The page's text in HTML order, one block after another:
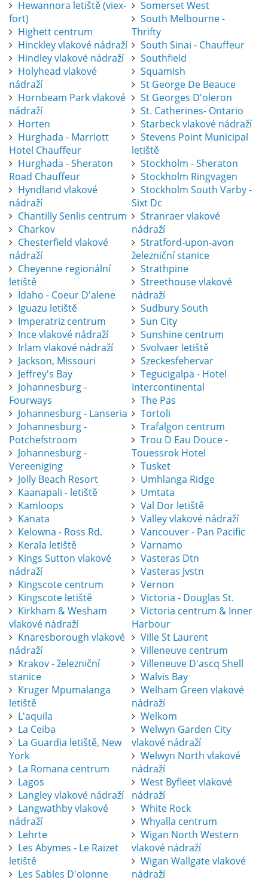
Hewannora letiště (viex-
fort)
Highett centrum
Hinckley vlakové nádraží
Hindley vlakové nádraží
Holyhead vlakové
nádraží
Hornbeam Park vlakové
nádraží
Horten
Hurghada - Marriott
Hotel Chauffeur
Hurghada - Sheraton
Road Chauffeur
Hyndland vlakové
nádraží
Chantilly Senlis centrum
Charkov
Chesterfield vlakové
nádraží
Cheyenne regionální
letiště
Idaho - Coeur D'alene
Iguazu letiště
Imperatriz centrum
Ince vlakové nádraží
Irlam vlakové nádraží
Jackson, Missouri
Jeffrey's Bay
Johannesburg -
Fourways
Johannesburg - Lanseria
Johannesburg -
Potchefstroom
Johannesburg -
Vereeniging
Jolly Beach Resort
Kaanapali - letiště
Kamloops
Kanata
Kelowna - Ross Rd.
Kerala letiště
Kings Sutton vlakové
nádraží
Kingscote centrum
Kingscote letiště
Kirkham & Wesham
vlakové nádraží
Knaresborough vlakové
nádraží
Krakov - železniční
stanice
Kruger Mpumalanga
letiště
L'aquila
La Ceiba
La Guardia letiště, New
York
La Romana centrum
Lagos
Langley vlakové nádraží
Langwathby vlakové
nádraží
Lehrte
Les Abymes - Le Raizet
letiště
Les Sables D'olonne
Somerset West
South Melbourne -
Thrifty
South Sinai - Chauffeur
Southfield
Squamish
St George De Beauce
St Georges D'oleron
St. Catherines- Ontario
Starbeck vlakové nádraží
Stevens Point Municipal
letiště
Stockholm - Sheraton
Stockholm Ringvagen
Stockholm South Varby -
Sixt Dc
Stranraer vlakové
nádraží
Stratford-upon-avon
železniční stanice
Strathpine
Streethouse vlakové
nádraží
Sudbury South
Sun City
Sunshine centrum
Svolvaer letiště
Szeckesfehervar
Tegucigalpa - Hotel
Intercontinental
The Pas
Tortoli
Trafalgon centrum
Trou D Eau Douce -
Touessrok Hotel
Tusket
Umhlanga Ridge
Umtata
Val Dor letiště
Valley vlakové nádraží
Vancouver - Pan Pacific
Varnamo
Vasteras Dtn
Vasteras Jvstn
Vernon
Victoria - Douglas St.
Victoria centrum & Inner
Harbour
Ville St Laurent
Villeneuve centrum
Villeneuve D'ascq Shell
Walvis Bay
Welham Green vlakové
nádraží
Welkom
Welwyn Garden City
vlakové nádraží
Welwyn North vlakové
nádraží
West Byfleet vlakové
nádraží
White Rock
Whyalla centrum
Wigan North Western
vlakové nádraží
Wigan Wallgate vlakové
nádraží